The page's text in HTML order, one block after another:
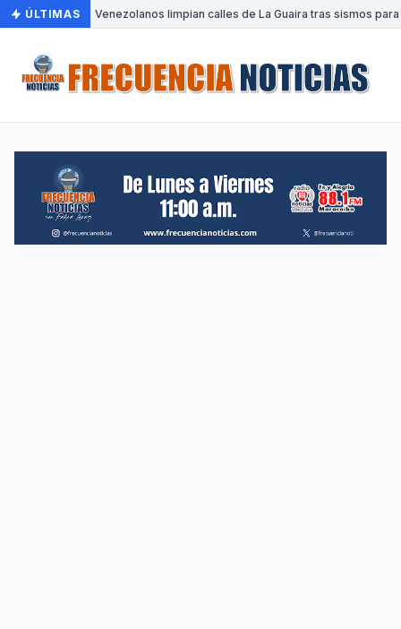
ÚLTIMAS• Venezolanos limpian calles de La Guaira tras sismos